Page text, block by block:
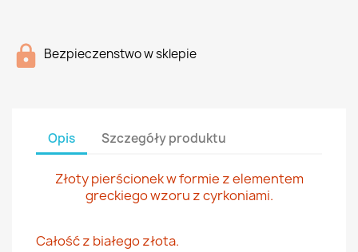
Bezpieczenstwo w sklepie
Opis Szczegóły produktu
Złoty pierścionek w formie z elementem
greckiego wzoru z cyrkoniami.
Całość z białego złota.